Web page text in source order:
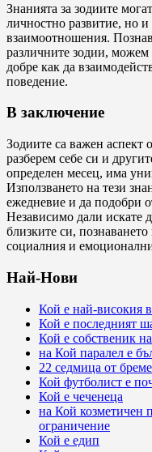
Знанията за зодиите
личностно развитие, но
взаимоотношения.
различните зодии, можем
добре как да
поведение.
В заключение
Зодиите са важен аспект
разберем себе си и
определен месец, има
Използването на тези
ежедневие и да подобри
Независимо дали искате
близките си,
социалния и
Най-Нови
Кой е най-високия
Кой е последният
Кой е собственик
на Кой паралел е
22 седмица от
Кой футболист е
Кой е чеченеца
на Кой козметичен
ограничение
Кой е едип